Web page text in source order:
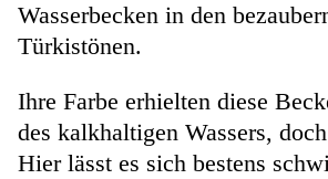
Wasserbecken in den
Türkistönen.
Ihre Farbe erhielten diese
des kalkhaltigen Wassers,
Hier lässt es sich bestens